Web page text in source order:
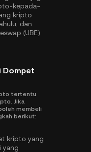
kepada-
kripto
dan
(UBE)
Dompet
tertentu
Jika
membeli
berikut:
kripto yang
yang